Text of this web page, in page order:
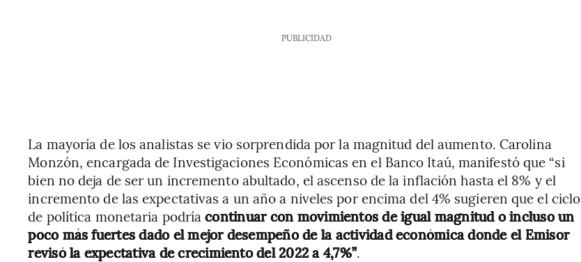
PUBLICIDAD
La mayoría de los analistas se vio sorprendida por la magnitud del aumento. Carolina
Monzón, encargada de Investigaciones Económicas en el Banco Itaú, manifestó que “si
bien no deja de ser un incremento abultado, el ascenso de la inflación hasta el 8% y el
incremento de las expectativas a un año a niveles por encima del 4% sugieren que el ciclo
de política monetaria podríacontinuar con movimientos de igual magnitud o incluso un
poco más fuertes dado el mejor desempeño de la actividad económica donde el Emisor
revisó la expectativa de crecimiento del 2022 a 4,7%”.